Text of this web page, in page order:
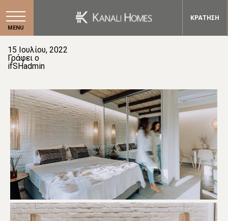
MENU
ΚΡΑΤΗΣΗ
15 Ιουλίου, 2022
Γράφει ο
ifSHadmin